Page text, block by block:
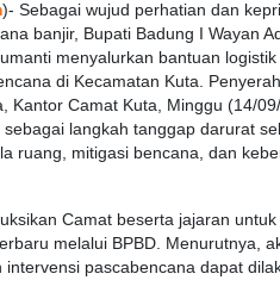
)- Sebagai wujud perhatian dan
banjir, Bupati Badung I Wayan
menyalurkan bantuan
di Kecamatan Kuta.
Kantor Camat Kuta, Minggu (14/
langkah tanggap darurat
ruang, mitigasi bencana, dan
Camat beserta jajaran
melalui BPBD. Menurutnya,
intervensi pascabencana dapat